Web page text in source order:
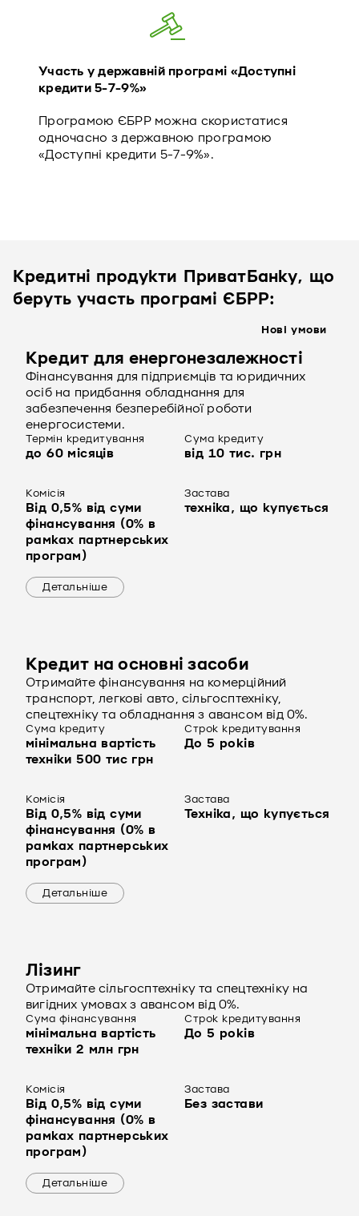
Участь у державній програмі «Доступні
кредити 5-7-9%»
Програмою ЄБРР можна скористатися
одночасно з державною програмою
«Доступні кредити 5-7-9%».
Кредитні продукти ПриватБанку, що
беруть участь програмі ЄБРР:
Нові умови
Кредит для енергонезалежності
Фінансування для підприємців та юридичних
осіб на придбання обладнання для
забезпечення безперебійної роботи
енергосистеми.
Термін кредитування
до 60 місяців
Сума кредиту
від 10 тис. грн
Комісія
Від 0,5% від суми
фінансування (0% в
рамках партнерських
програм)
Застава
техніка, що купується
Детальніше
Кредит на основні засоби
Отримайте фінансування на комерційний
транспорт, легкові авто, сільгосптехніку,
спецтехніку та обладнання з авансом від 0%.
Сума кредиту
мінімальна вартість
техніки 500 тис грн
Строк кредитування
До 5 років
Комісія
Від 0,5% від суми
фінансування (0% в
рамках партнерських
програм)
Застава
Техніка, що купується
Детальніше
Лізинг
Отримайте сільгосптехніку та спецтехніку на
вигідних умовах з авансом від 0%.
Сума фінансування
мінімальна вартість
техніки 2 млн грн
Строк кредитування
До 5 років
Комісія
Від 0,5% від суми
фінансування (0% в
рамках партнерських
програм)
Застава
Без застави
Детальніше